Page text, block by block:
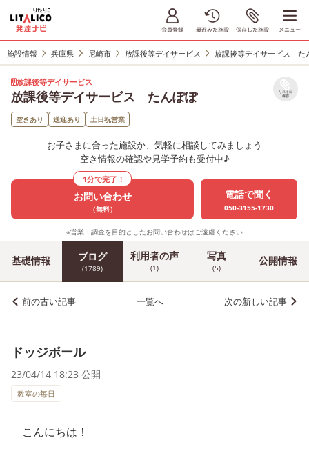
施設情報 兵庫県 尼崎市 放課後等デイサービス 放課後等デイサービス た
放課後等デイサービス
放課後等デイサービス たんぽぽ リストに
保存
空きあり 送迎あり 土日祝営業
お子さまに合った施設か、気軽に相談してみましょう
空き情報の確認や見学予約も受付中♪
1分で完了！
お問い合わせ
（無料）
電話で聞く
050-3155-1730
※営業・調査を目的としたお問い合わせはご遠慮ください
基礎情報 ブログ
(1789)
利用者の声
(1)
写真
(5)
公開情報
前の古い記事 一覧へ 次の新しい記事
ドッジボール
23/04/14 18:23 公開
教室の毎日
こんにちは！